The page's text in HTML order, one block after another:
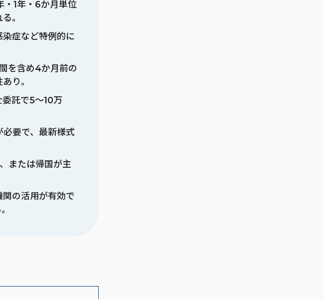
・1年・6か月単位
。
症など特例的に
を含め4か月前の
り。
託で5〜10万
要で、最新様式
または帰国が主
の活用が有効で